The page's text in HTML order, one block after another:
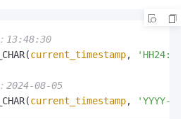
13:48:30
current_timestamp,
2024-08-05
current_timestamp, 'YYYY-MM-